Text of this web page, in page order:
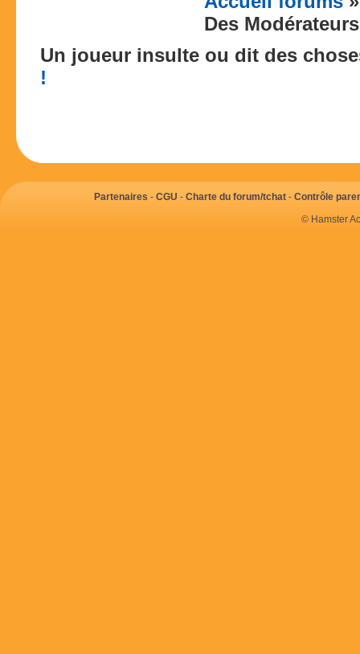
Des
Un joueur insulte ou dit des
!
Partenaires - CGU - Charte du forum/tchat- Contrôle
© Hamster